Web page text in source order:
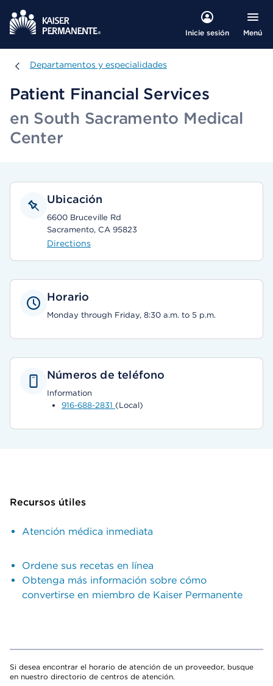
Inicie sesión Menú
Departamentos y especialidades
Departamentos y especialidades
Patient Financial Services
en South Sacramento Medical
Center
Ubicación
6600 Bruceville Rd
Sacramento, CA 95823
Directions
Horario
Monday through Friday, 8:30 a.m. to 5 p.m.
Números de teléfono
Information
916-688-2831 (Local)
Recursos útiles
Atención médica inmediata
Ordene sus recetas en línea
Obtenga más información sobre cómo
convertirse en miembro de Kaiser Permanente
Si desea encontrar el horario de atención de un proveedor, busque
en nuestro directorio de centros de atención.